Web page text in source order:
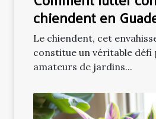
chiendent en
approches
pratiques
Le chiendent, cet
constitue un véritable défi
amateurs de jardins...